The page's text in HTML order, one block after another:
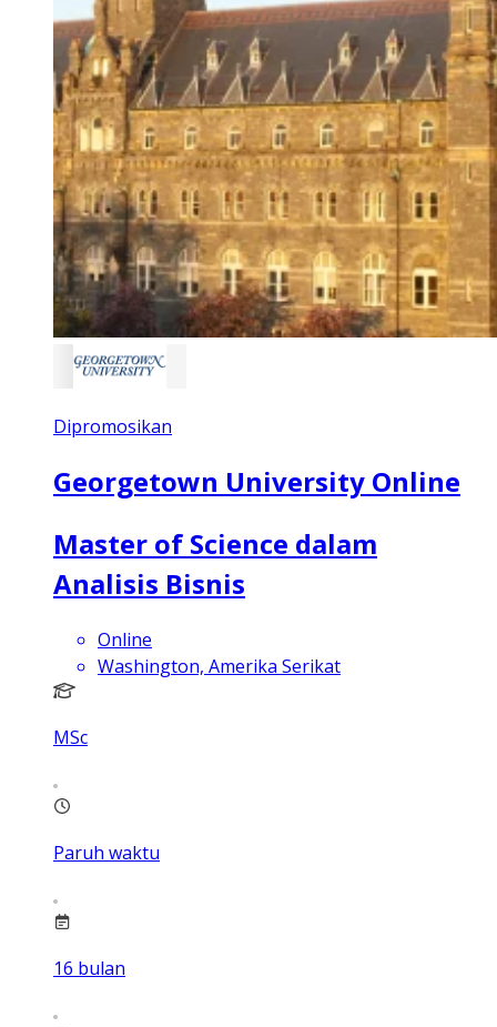
Dipromosikan
Georgetown University Online
Master of Science dalam
Analisis Bisnis
Online
Washington, Amerika Serikat
MSc
Paruh waktu
16 bulan